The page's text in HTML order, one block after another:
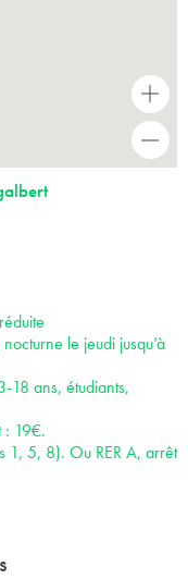
-
le jeudi jusqu’à
18 ans, étudiants,
: 19€.
1, 5, 8). Ou RER A, arrêt